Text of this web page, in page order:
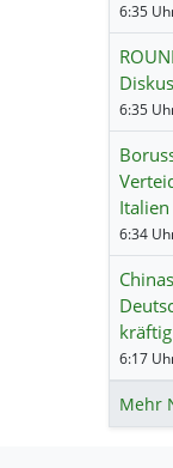
6:35
6:35
6:34
kräftig
6:17
Mehr